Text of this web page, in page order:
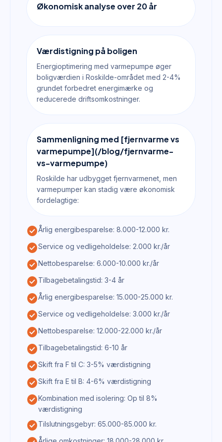
Økonomisk analyse over 20 år
Værdistigning på boligen
Energioptimering med varmepumpe øger
boligværdien i Roskilde-området med 2-4%
grundet forbedret energimærke og
reducerede driftsomkostninger.
Sammenligning med [fjernvarme vs
varmepumpe](/blog/fjernvarme-
vs-varmepumpe)
Roskilde har udbygget fjernvarmenet, men
varmepumper kan stadig være økonomisk
fordelagtige:
check_circleÅrlig energibesparelse: 8.000-12.000 kr.
check_circleService og vedligeholdelse: 2.000 kr./år
check_circleNettobesparelse: 6.000-10.000 kr./år
check_circleTilbagebetalingstid: 3-4 år
check_circleÅrlig energibesparelse: 15.000-25.000 kr.
check_circleService og vedligeholdelse: 3.000 kr./år
check_circleNettobesparelse: 12.000-22.000 kr./år
check_circleTilbagebetalingstid: 6-10 år
check_circleSkift fra F til C: 3-5% værdistigning
check_circleSkift fra E til B: 4-6% værdistigning
check_circleKombination med isolering: Op til 8%
værdistigning
check_circleTilslutningsgebyr: 65.000-85.000 kr.